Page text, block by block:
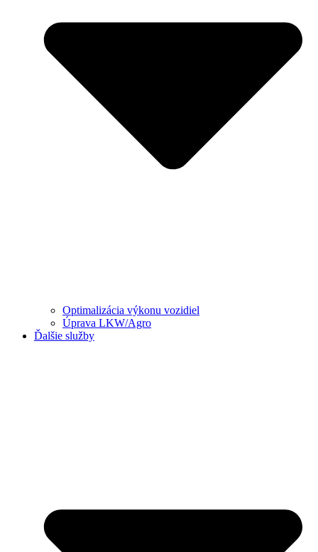
Optimalizácia výkonu vozidiel
Úprava LKW/Agro
Ďalšie služby